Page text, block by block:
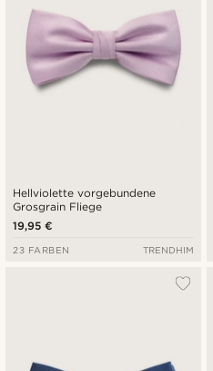
Hellviolette vorgebundene
Grosgrain Fliege
19,95 €
23 FARBEN TRENDHIM